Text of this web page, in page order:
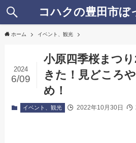
コハクの豊田市ぼ
ホーム イベント、観光
小原四季桜まつ
きた！見どころ
め！
2024
6/09
イベント、観光 2022年10月30日